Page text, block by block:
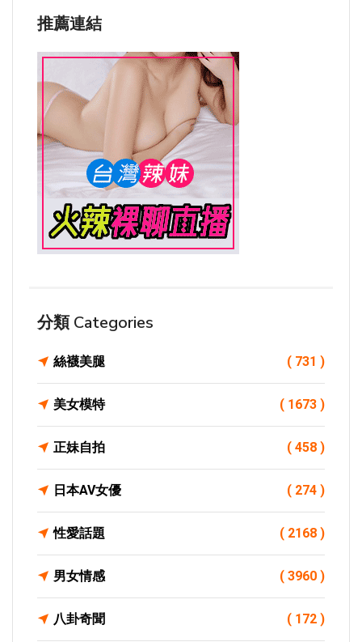
推薦連結
分類 Categories
絲襪美腿 ( 731 )
美女模特 ( 1673 )
正妹自拍 ( 458 )
日本AV女優 ( 274 )
性愛話題 ( 2168 )
男女情感 ( 3960 )
八卦奇聞 ( 172 )